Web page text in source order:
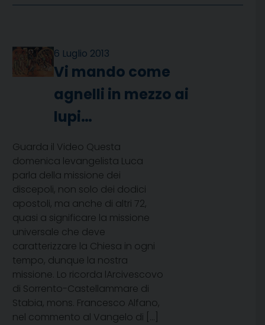
6 Luglio 2013
Vi mando come
agnelli in mezzo ai
lupi…
Guarda il Video Questa
domenica levangelista Luca
parla della missione dei
discepoli, non solo dei dodici
apostoli, ma anche di altri 72,
quasi a significare la missione
universale che deve
caratterizzare la Chiesa in ogni
tempo, dunque la nostra
missione. Lo ricorda lArcivescovo
di Sorrento-Castellammare di
Stabia, mons. Francesco Alfano,
nel commento al Vangelo di […]